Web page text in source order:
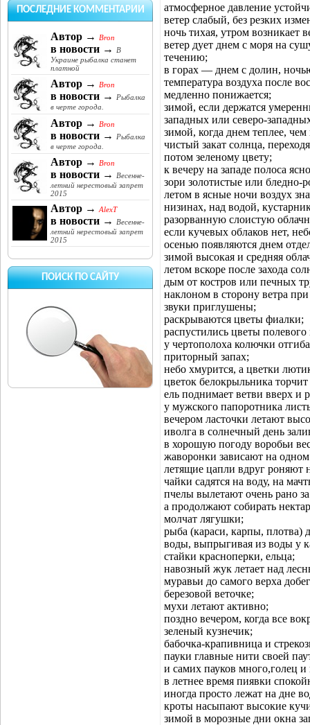
ПОСЛЕДНИЕ КОММЕНТАРИИ
Автор → Bron
в новости →
В
Украине рыбалка станет
платной
Автор → Bron
в новости →
Рыбалка
в черте города.
Автор → Bron
в новости →
Рыбалка
в черте города.
Автор → Bron
в новости →
Весенне-
летний нерестовый запрет
2015
Автор → AlexT
в новости →
Весенне-
летний нерестовый запрет
2015
ПОИСК ПО САЙТУ
атмосферное давление
ветер слабый, без резких
ночь тихая, утром
ветер дует днем с моря на
течению;
в горах — днем с долин,
температура воздуха после
медленно понижается;
зимой, если держатся
западных или северо-
зимой, когда днем теплее,
чистый закат солнца,
потом зеленому цвету;
к вечеру на западе полоса
зори золотистые или бледно-
летом в ясные ночи воздух
низинах, над водой,
разорванную слоистую
если кучевых облаков нет,
осенью появляются днем
зимой высокая и средняя
летом вскоре после захода
дым от костров или печных
наклоном в сторону ветра
звуки приглушены;
раскрываются цветы фиалки;
распустились цветы
у чертополоха колючки
приторный запах;
небо хмурится, а цветки
цветок белокрыльника торчит
ель поднимает ветви вверх и
у мужского папоротника
вечером ласточки летают
иволга в солнечный день
в хорошую погоду воробьи
жаворонки зависают на
летящие цапли вдруг
чайки садятся на воду, на
пчелы вылетают очень рано
а продолжают собирать
молчат лягушки;
рыба (караси, карпы, плотва)
воды, выпрыгивая из воды у
стайки красноперки, ельца;
навозный жук летает над
муравьи до самого верха
березовой веточке;
мухи летают активно;
поздно вечером, когда все
зеленый кузнечик;
бабочка-крапивница и
пауки главные нити своей
и самих пауков много,голец
в летнее время пиявки
иногда просто лежат на дне
кроты насыпают высокие
зимой в морозные дни окна